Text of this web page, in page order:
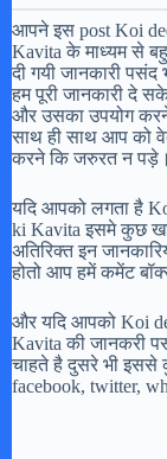
आपने इस post Koi
Kavita के माध्यम से
दी गयी जानकारी पसंद
हम पूरी जानकारी दे
और उसका उपयोग
साथ ही साथ आप को
करने कि जरुरत न पड़े।
यदि आपको लगता है
ki Kavita इसमे कुछ
अतिरिक्त इन
होतो आप हमें कमेंट
और यदि आपको Koi
Kavita की जानकरी
चाहते है दुसरे भी इससे
facebook, twitter,